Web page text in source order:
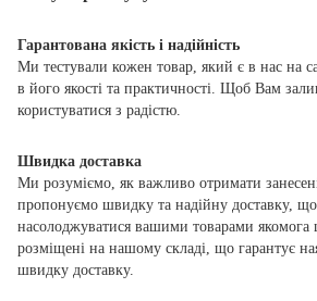
Гарантована якість і надійність
Ми тестували кожен товар, який є в нас на
в його якості та практичності. Щоб Вам
користуватися з радістю.
Швидка доставка
Ми розуміємо, як важливо отримати
пропонуємо швидку та надійну доставку,
насолоджуватися вашими товарами якомога
розміщені на нашому складі, що гарантує
швидку доставку.